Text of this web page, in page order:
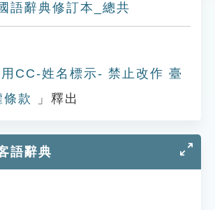
語辭典修訂本_總共
CC-姓名標示- 禁止改作 臺
款
」釋出
語辭典